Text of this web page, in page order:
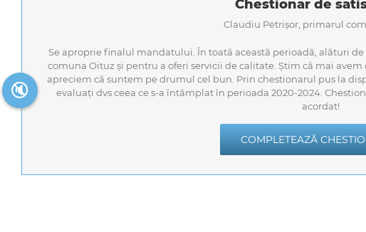
Chestionar de
Claudiu Petrișor, primarul
Se aproprie finalul mandatului. În toată această perioadă, alături
comuna Oituz și pentru a oferi servicii de calitate. Știm că mai
apreciem că suntem pe drumul cel bun. Prin chestionarul pus la
evaluați dvs ceea ce s-a întâmplat în perioada 2020-2024.
acordat!
COMPLETEAZĂ
🔇